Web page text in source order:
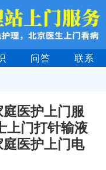
问答 联系
医护上门服
上门打针输液
医护上门电